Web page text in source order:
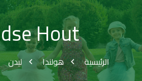
Hout
الرئيسية هولندا ليدن